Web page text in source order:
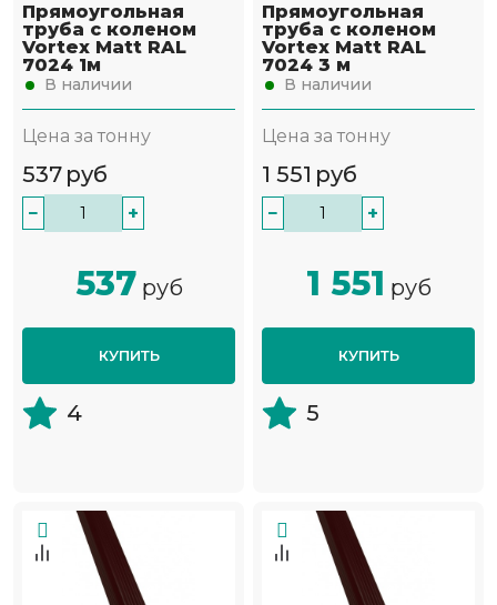
Прямоугольная
труба с коленом
Vortex Matt RAL
7024 1м
В наличии
Цена за тонну
537 руб
− +
537 руб
КУПИТЬ
4
Прямоугольная
труба с коленом
Vortex Matt RAL
7024 3 м
В наличии
Цена за тонну
1 551 руб
− +
1 551 руб
КУПИТЬ
5